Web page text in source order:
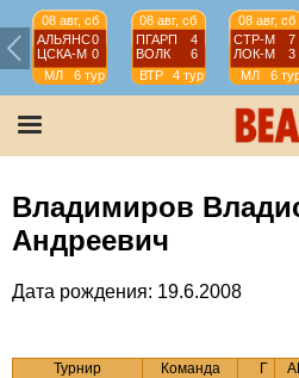
08 авг, сб
АЛЬЯНС0
ЦСКА-М 0
МЛ
6 тур
08 авг, сб
ПГАРП
4
ВОЛК
6
ВТР
4 тур
08 авг, сб
СТР-М
7
ЛОК-М
3
МЛ
6
Владимиров
Андреевич
Дата рождения: 19.6.2008
Турнир Команда Г